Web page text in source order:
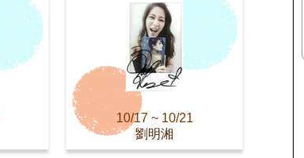
10/17 ~ 10/21
劉明湘